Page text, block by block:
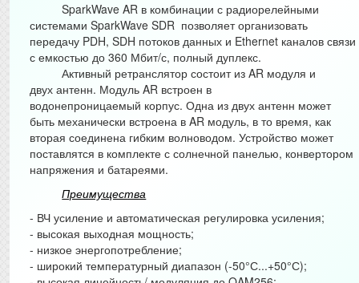
SparkWave AR в комбинации с радиорелейными
системами SparkWave SDR позволяет организовать
передачу PDH, SDH потоков данных и Ethernet каналов связи
с емкостью до 360 Мбит/с, полный дуплекс.
Активный ретранслятор состоит из AR модуля и
двух антенн. Модуль AR встроен в
водонепроницаемый корпус.Одна из двух антенн может
быть механически встроена в AR модуль, в то время, как
вторая соединена гибким волноводом. Устройство может
поставлятся в комплекте с солнечной панелью, конвертором
напряжения и батареями.
Преимущества
- ВЧ усиление и автоматическая регулировка усиления;
- высокая выходная мощность;
- низкое энергопотребление;
- широкий температурный диапазон (-50°С...+50°С);